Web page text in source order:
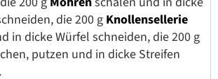
die 200 gKnollensellerie
in dicke Würfel schneiden, die 200 g
putzen und in dicke Streifen